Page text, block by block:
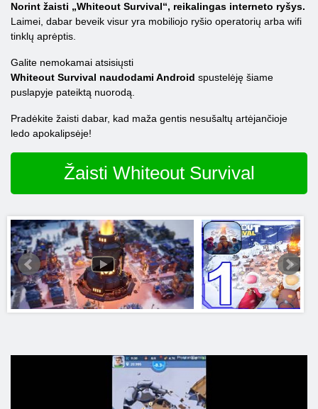
Norint žaisti „Whiteout Survival“, reikalingas interneto ryšys.
Laimei, dabar beveik visur yra mobiliojo ryšio operatorių arba wifi
tinklų aprėptis.
Galite nemokamai atsisiųsti
Whiteout Survival naudodami Android spustelėję šiame
puslapyje pateiktą nuorodą.
Pradėkite žaisti dabar, kad maža gentis nesušaltų artėjančioje
ledo apokalipsėje!
Žaisti Whiteout Survival